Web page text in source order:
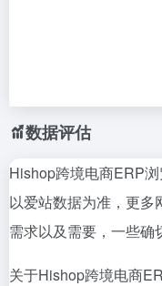
数据评估
Hishop跨境电商ERP
以爱站数据为准，更
需求以及需要，一些确
关于Hishop跨境电商